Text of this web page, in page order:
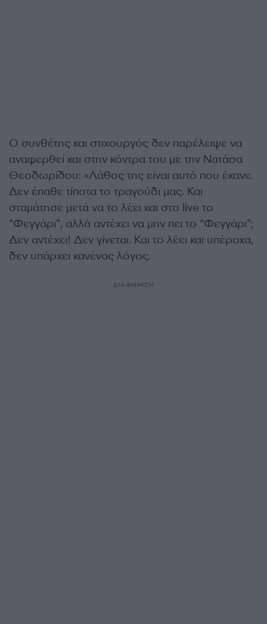
Ο συνθέτης και στιχουργός δεν παρέλειψε να
αναφερθεί και στην κόντρα του με την Νατάσα
Θεοδωρίδου: «Λάθος της είναι αυτό που έκανε.
Δεν έπαθε τίποτα το τραγούδι μας. Και
σταμάτησε μετά να το λέει και στο live το
“Φεγγάρι”, αλλά αντέχει να μην πει το “Φεγγάρι”;
Δεν αντέχει! Δεν γίνεται. Και το λέει και υπέροχα,
δεν υπάρχει κανένας λόγος.
ΔΙΑΦΗΜΙΣΗ